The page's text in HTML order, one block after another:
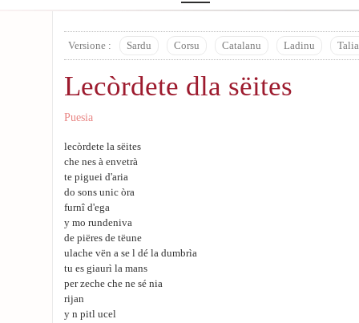
Versione : Sardu Corsu Catalanu Ladinu
Lecòrdete dla sëites
Puesia
lecòrdete la sëites
che nes à envetrà
te piguei d'aria
do sons unic òra
furnî d'ega
y mo rundeniva
de piëres de tëune
ulache vën a se l dé la dumbrìa
tu es giaurì la mans
per zeche che ne sé nia
rijan
y n pitl ucel